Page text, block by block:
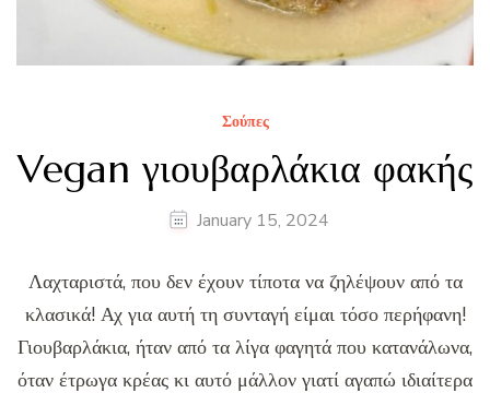
Σούπες
Vegan γιουβαρλάκια φακής
January 15, 2024
Λαχταριστά, που δεν έχουν τίποτα να ζηλέψουν από τα
κλασικά! Αχ για αυτή τη συνταγή είμαι τόσο περήφανη!
Γιουβαρλάκια, ήταν από τα λίγα φαγητά που κατανάλωνα,
όταν έτρωγα κρέας κι αυτό μάλλον γιατί αγαπώ ιδιαίτερα